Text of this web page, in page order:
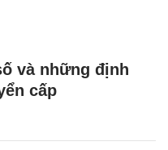
và những định
cấp